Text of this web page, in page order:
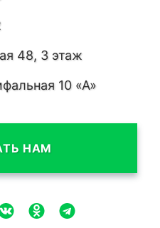
48, 3 этаж
10 «А»
НАМ